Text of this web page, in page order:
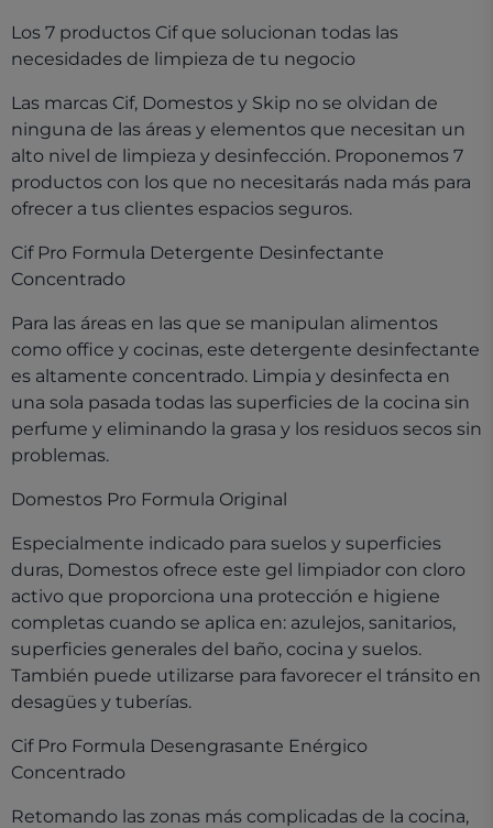
Los 7 productos Cif que solucionan todas las
necesidades de limpieza de tu negocio
Las marcas Cif, Domestos y Skip no se olvidan de
ninguna de las áreas y elementos que necesitan un
alto nivel de limpieza y desinfección. Proponemos 7
productos con los que no necesitarás nada más para
ofrecer a tus clientes espacios seguros.
Cif Pro Formula Detergente Desinfectante
Concentrado
Para las áreas en las que se manipulan alimentos
como office y cocinas, este detergente desinfectante
es altamente concentrado. Limpia y desinfecta en
una sola pasada todas las superficies de la cocina sin
perfume y eliminando la grasa y los residuos secos sin
problemas.
Domestos Pro Formula Original
Especialmente indicado para suelos y superficies
duras, Domestos ofrece este gel limpiador con cloro
activo que proporciona una protección e higiene
completas cuando se aplica en: azulejos, sanitarios,
superficies generales del baño, cocina y suelos.
También puede utilizarse para favorecer el tránsito en
desagües y tuberías.
Cif Pro Formula Desengrasante Enérgico
Concentrado
Retomando las zonas más complicadas de la cocina,